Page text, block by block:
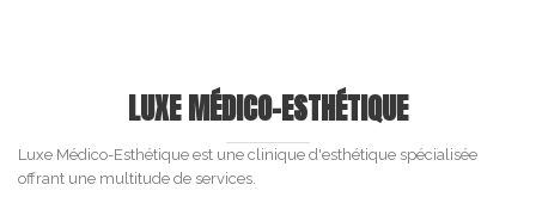
LUXE MÉDICO-ESTHÉTIQUE
Luxe Médico-Esthétique est une clinique d'esthétique spécialisée
offrant une multitude de services.